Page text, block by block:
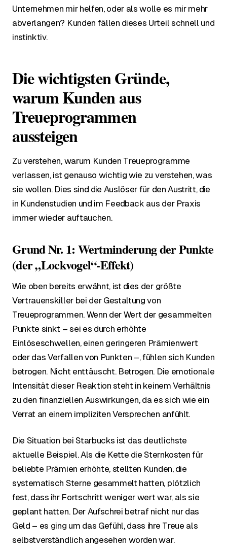
Unternehmen mir helfen, oder als wolle es mir mehr
abverlangen? Kunden fällen dieses Urteil schnell und
instinktiv.
Die wichtigsten Gründe,
warum Kunden aus
Treueprogrammen
aussteigen
Zu verstehen, warum Kunden Treueprogramme
verlassen, ist genauso wichtig wie zu verstehen, was
sie wollen. Dies sind die Auslöser für den Austritt, die
in Kundenstudien und im Feedback aus der Praxis
immer wieder auftauchen.
Grund Nr. 1: Wertminderung der Punkte
(der „Lockvogel“-Effekt)
Wie oben bereits erwähnt, ist dies der größte
Vertrauenskiller bei der Gestaltung von
Treueprogrammen. Wenn der Wert der gesammelten
Punkte sinkt – sei es durch erhöhte
Einlöseschwellen, einen geringeren Prämienwert
oder das Verfallen von Punkten –, fühlen sich Kunden
betrogen. Nicht enttäuscht. Betrogen. Die emotionale
Intensität dieser Reaktion steht in keinem Verhältnis
zu den finanziellen Auswirkungen, da es sich wie ein
Verrat an einem impliziten Versprechen anfühlt.
Die Situation bei Starbucks ist das deutlichste
aktuelle Beispiel. Als die Kette die Sternkosten für
beliebte Prämien erhöhte, stellten Kunden, die
systematisch Sterne gesammelt hatten, plötzlich
fest, dass ihr Fortschritt weniger wert war, als sie
geplant hatten. Der Aufschrei betraf nicht nur das
Geld – es ging um das Gefühl, dass ihre Treue als
selbstverständlich angesehen worden war.